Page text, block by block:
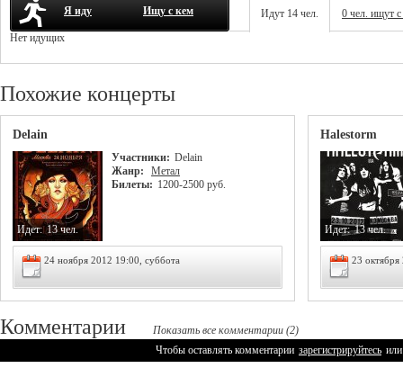
Я иду Ищу с кем Идут 14 чел.
0 чел. ищут
Нет идущих
Похожие концерты
Delain
Участники: Delain
Жанр:
Метал
Билеты: 1200-2500 руб.
Идет: 13 чел.
24 ноября 2012 19:00, суббота
Halestorm
Идет: 13 чел.
23
Комментарии
Показать все комментарии (2)
Чтобы оставлять комментарии зарегистрируйтесь или